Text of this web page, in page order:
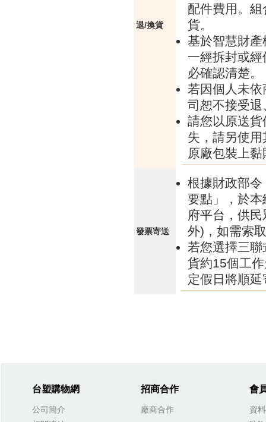
退/換貨
配件費用。
貨。
基於智慧財
一經拆封或
必確認清楚。
若因個人未
司恕不接受
請您以原送
失，請另使
原廠包裝上
發票寄送
根據財政部
要點」，於
府平台，供
外)，如需索
若您選擇三
貨約15個工
定假日將順延
台塑購物網
公司簡介
招商合作
廠商合作
會
資